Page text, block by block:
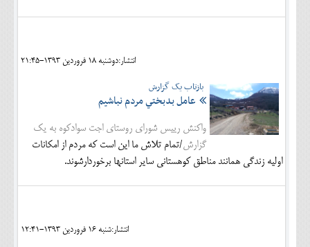
انتشار:دوشنبه 18 فروردين 1393-21:45
بازتاب یک گزارش
عامل بدبختي مردم نباشيم
واکنش رییس شورای روستای اجت سوادکوه به یک
گزارش/تمام تلاش ما اين است كه مردم از امكانات
اوليه زندگي همانند مناطق كوهستاني ساير استانها برخوردارشوند.
انتشار:شنبه 16 فروردين 1393-12:41